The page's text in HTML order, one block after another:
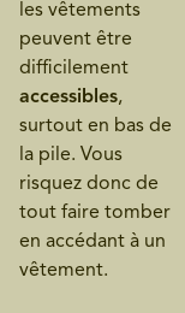
les vêtements
peuvent être
difficilement
accessibles,
surtout en bas de
la pile. Vous
risquez donc de
tout faire tomber
en accédant à un
vêtement.